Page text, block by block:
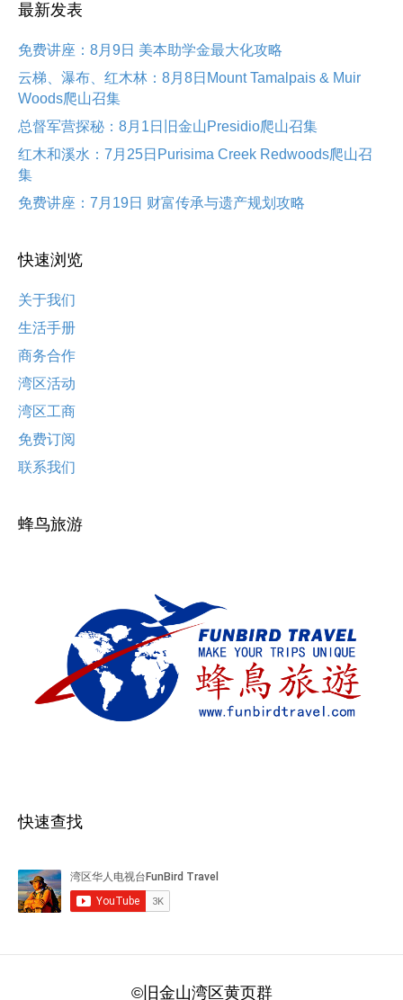
最新发表
免费讲座：8月9日 美本助学金最大化攻略
云梯、瀑布、红木林：8月8日Mount Tamalpais & Muir
Woods爬山召集
总督军营探秘：8月1日旧金山Presidio爬山召集
红木和溪水：7月25日Purisima Creek Redwoods爬山召
集
免费讲座：7月19日 财富传承与遗产规划攻略
快速浏览
关于我们
生活手册
商务合作
湾区活动
湾区工商
免费订阅
联系我们
蜂鸟旅游
快速查找
©旧金山湾区黄页群